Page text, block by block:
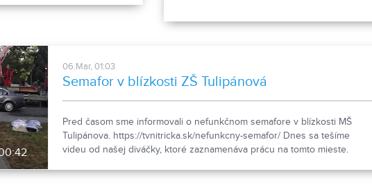
06.Mar, 01:03
Semafor v blízkosti ZŠ Tulipánová
Pred časom sme informovali o nefunkčnom semafore v blízkosti MŠ
Tulipánova. https://tvnitricka.sk/nefunkcny-semafor/ Dnes sa tešíme
videu od našej diváčky, ktoré zaznamenáva prácu na tomto mieste.